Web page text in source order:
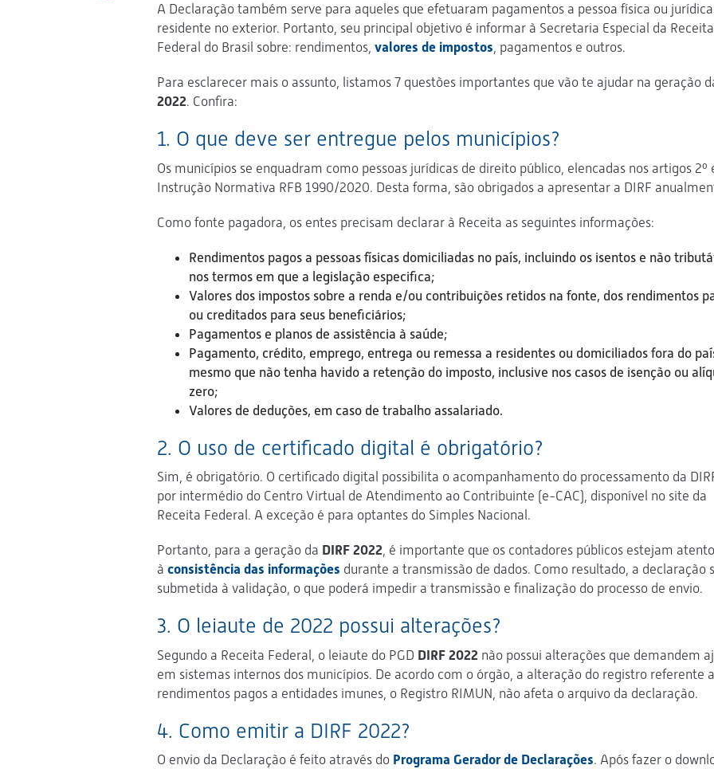
A Declaração também serve para aqueles que efetuaram pagamentos a pessoa física ou jurídica
residente no exterior. Portanto, seu principal objetivo é informar à Secretaria Especial da Receita
Federal do Brasil sobre: rendimentos, valores de impostos, pagamentos e outros.
Para esclarecer mais o assunto, listamos 7 questões importantes que vão te ajudar na geração
2022. Confira:
1. O que deve ser entregue pelos municípios?
Os municípios se enquadram como pessoas jurídicas de direito público, elencadas nos artigos 2º
Instrução Normativa RFB 1990/2020. Desta forma, são obrigados a apresentar a DIRF
Como fonte pagadora, os entes precisam declarar à Receita as seguintes informações:
Rendimentos pagos a pessoas físicas domiciliadas no país, incluindo os isentos e não
nos termos em que a legislação especifica;
Valores dos impostos sobre a renda e/ou contribuições retidos na fonte, dos rendimentos
ou creditados para seus beneficiários;
Pagamentos e planos de assistência à saúde;
Pagamento, crédito, emprego, entrega ou remessa a residentes ou domiciliados fora do
mesmo que não tenha havido a retenção do imposto, inclusive nos casos de isenção ou
zero;
Valores de deduções, em caso de trabalho assalariado.
2. O uso de certificado digital é obrigatório?
Sim, é obrigatório. O certificado digital possibilita o acompanhamento do processamento da
por intermédio do Centro Virtual de Atendimento ao Contribuinte (e-CAC), disponível no site da
Receita Federal. A exceção é para optantes do Simples Nacional.
Portanto, para a geração da DIRF 2022, é importante que os contadores públicos estejam
à consistência das informações durante a transmissão de dados. Como resultado, a declaração
submetida à validação, o que poderá impedir a transmissão e finalização do processo de envio.
3. O leiaute de 2022 possui alterações?
Segundo a Receita Federal, o leiaute do PGD DIRF 2022 não possui alterações que demandem
em sistemas internos dos municípios. De acordo com o órgão, a alteração do registro referente a
rendimentos pagos a entidades imunes, o Registro RIMUN, não afeta o arquivo da declaração.
4. Como emitir a DIRF 2022?
O envio da Declaração é feito através do Programa Gerador de Declarações. Após fazer o